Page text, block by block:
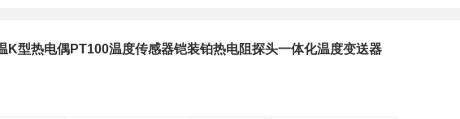
K型热电偶PT100温度传感器铠装铂热电阻探头一体化温度变送器